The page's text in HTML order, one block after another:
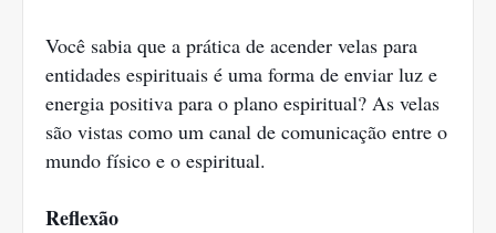
Você sabia que a prática de acender velas para
entidades espirituais é uma forma de enviar luz e
energia positiva para o plano espiritual? As velas
são vistas como um canal de comunicação entre o
mundo físico e o espiritual.
Reflexão